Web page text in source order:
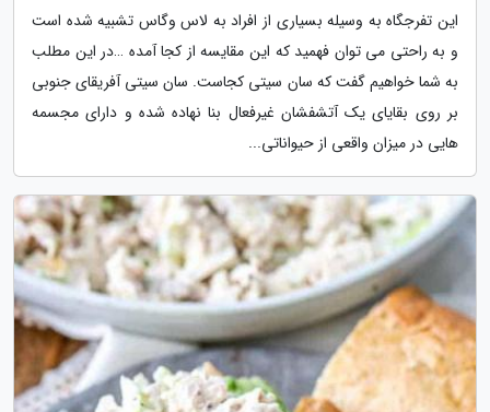
این تفرجگاه به وسیله بسیاری از افراد به لاس وگاس تشبیه شده است
و به راحتی می توان فهمید که این مقایسه از کجا آمده …در این مطلب
به شما خواهیم گفت که سان سیتی کجاست. سان سیتی آفریقای جنوبی
بر روی بقایای یک آتشفشان غیرفعال بنا نهاده شده و دارای مجسمه
هایی در میزان واقعی از حیواناتی...